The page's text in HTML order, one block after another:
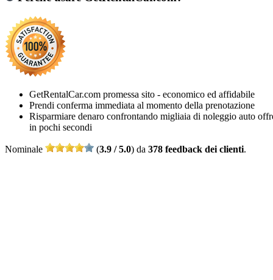
GetRentalCar.com promessa sito - economico ed affidabile
Prendi conferma immediata al momento della prenotazione
Risparmiare denaro confrontando migliaia di noleggio auto
in pochi secondi
Nominale (3.9 / 5.0) da 378 feedback dei clienti.